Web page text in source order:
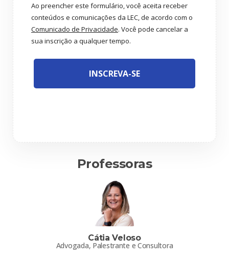
Ao preencher este formulário, você aceita receber
conteúdos e comunicações da LEC, de acordo com o
Comunicado de Privacidade. Você pode cancelar a
sua inscrição a qualquer tempo.
INSCREVA-SE
Professoras
Cátia Veloso
Advogada, Palestrante e Consultora